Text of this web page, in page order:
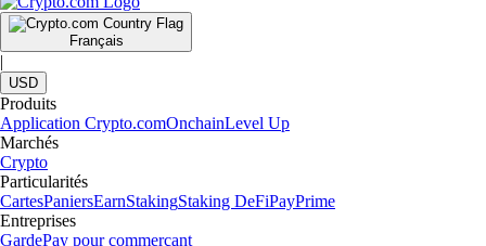
Français
|
USD
Produits
Application Crypto.comOnchainLevel Up
Marchés
Crypto
Particularités
CartesPaniersEarnStakingStaking DeFiPayPrime
Entreprises
GardePay pour commerçant